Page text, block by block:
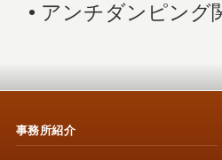
• アンチダンピング
事務所紹介